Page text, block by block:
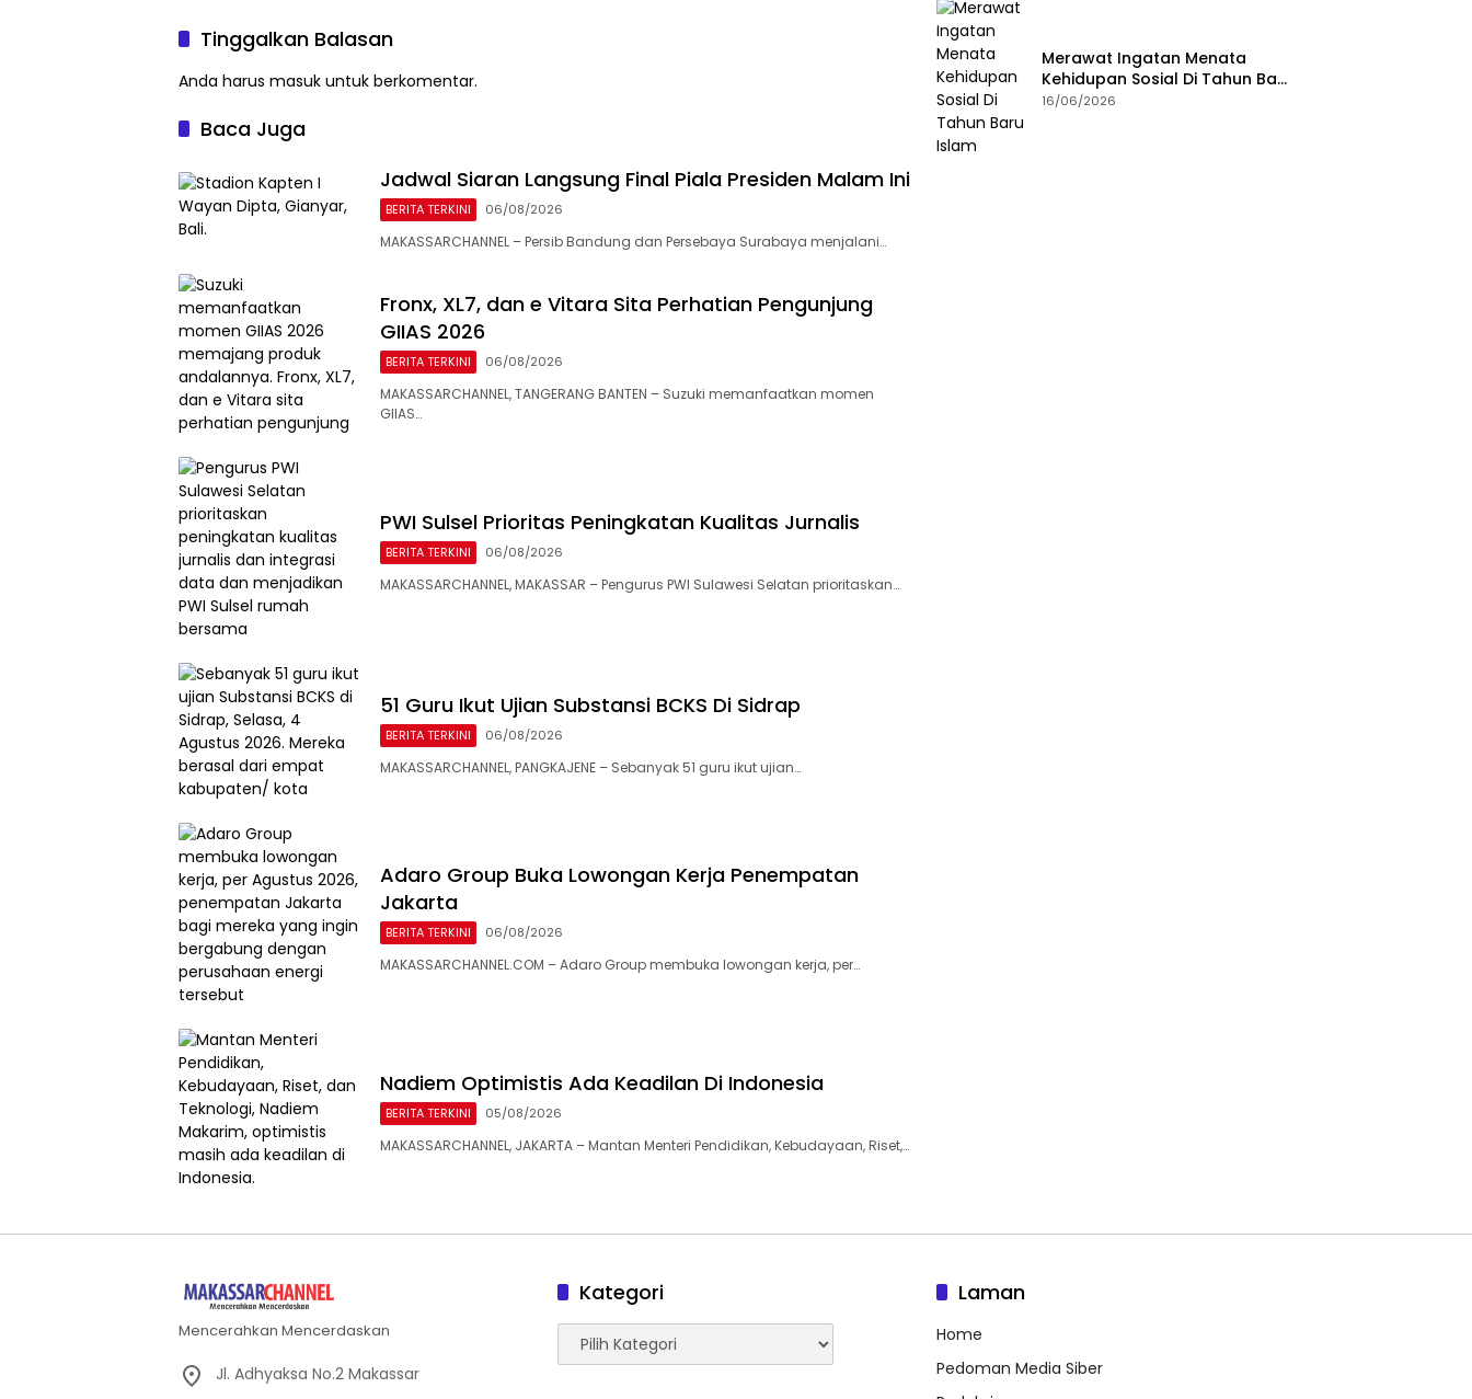
Tinggalkan Balasan
Anda harus masuk untuk berkomentar.
Baca Juga
Jadwal Siaran Langsung Final Piala Presiden Malam Ini
BERITA TERKINI 06/08/2026
MAKASSARCHANNEL – Persib Bandung dan Persebaya Surabaya menjalani…
Fronx, XL7, dan e Vitara Sita Perhatian Pengunjung
GIIAS 2026
BERITA TERKINI 06/08/2026
MAKASSARCHANNEL, TANGERANG BANTEN – Suzuki memanfaatkan momen
GIIAS…
PWI Sulsel Prioritas Peningkatan Kualitas Jurnalis
BERITA TERKINI 06/08/2026
MAKASSARCHANNEL, MAKASSAR – Pengurus PWI Sulawesi Selatan prioritaskan…
51 Guru Ikut Ujian Substansi BCKS Di Sidrap
BERITA TERKINI 06/08/2026
MAKASSARCHANNEL, PANGKAJENE – Sebanyak 51 guru ikut ujian…
Adaro Group Buka Lowongan Kerja Penempatan
Jakarta
BERITA TERKINI 06/08/2026
MAKASSARCHANNEL.COM – Adaro Group membuka lowongan kerja, per…
Nadiem Optimistis Ada Keadilan Di Indonesia
BERITA TERKINI 05/08/2026
MAKASSARCHANNEL, JAKARTA – Mantan Menteri Pendidikan, Kebudayaan, Riset,…
Merawat Ingatan Menata
Kehidupan Sosial Di Tahun Baru
Islam
16/06/2026
Mencerahkan Mencerdaskan
Jl. Adhyaksa No.2 Makassar
Kategori
Kategori
Laman
Home
Pedoman Media Siber